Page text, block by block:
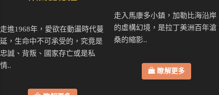
走進1968年，愛欲在動盪時代蔓
延，生命中不可承受的，究竟是
忠誠、背叛、國家存亡或是私
情..
走入馬康多小鎮，加勒比海沿岸
的虛構幻境，是拉丁美洲百年滄
桑的縮影..
瞭解更多